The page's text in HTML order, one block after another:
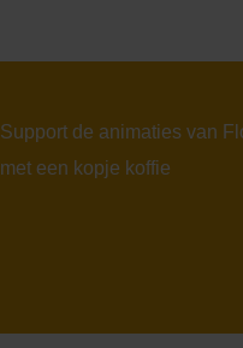
Support de animaties van
met een kopje koffie